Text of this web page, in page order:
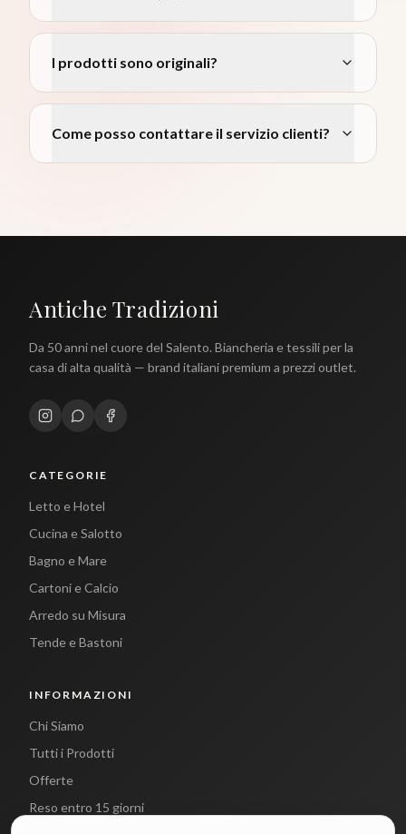
I prodotti sono originali?
Come posso contattare il servizio clienti?
Antiche Tradizioni
Da 50 anni nel cuore del Salento. Biancheria e tessili per la
casa di alta qualità — brand italiani premium a prezzi outlet.
CATEGORIE
Letto e Hotel
Cucina e Salotto
Bagno e Mare
Cartoni e Calcio
Arredo su Misura
Tende e Bastoni
INFORMAZIONI
Chi Siamo
Tutti i Prodotti
Offerte
Reso entro 15 giorni